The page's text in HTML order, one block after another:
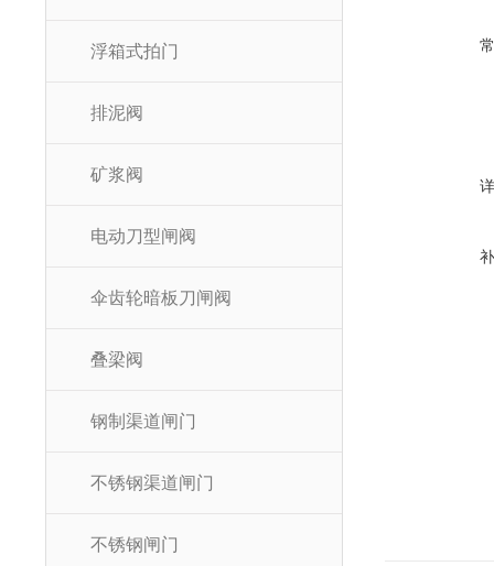
浮箱式拍门
排泥阀
矿浆阀
电动刀型闸阀
伞齿轮暗板刀闸阀
叠梁阀
钢制渠道闸门
不锈钢渠道闸门
不锈钢闸门